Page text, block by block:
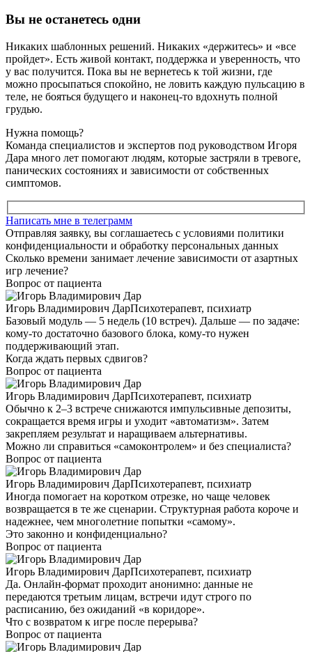
Вы не останетесь одни
Никаких шаблонных решений. Никаких «держитесь» и «все
пройдет». Есть живой контакт, поддержка и уверенность, что
у вас получится. Пока вы не вернетесь к той жизни, где
можно просыпаться спокойно, не ловить каждую пульсацию в
теле, не бояться будущего и наконец-то вдохнуть полной
грудью.
Нужна помощь?
Команда специалистов и экспертов под руководством Игоря
Дара много лет помогают людям, которые застряли в тревоге,
панических состояниях и зависимости от собственных
симптомов.
Написать мне в телеграмм
Отправляя заявку, вы соглашаетесь с условиями политики
конфиденциальности и обработку персональных данных
Сколько времени занимает лечение зависимости от азартных
игр лечение?
Вопрос от пациента
Игорь Владимирович ДарПсихотерапевт, психиатр
Базовый модуль — 5 недель (10 встреч). Дальше — по задаче:
кому-то достаточно базового блока, кому-то нужен
поддерживающий этап.
Когда ждать первых сдвигов?
Вопрос от пациента
Игорь Владимирович ДарПсихотерапевт, психиатр
Обычно к 2–3 встрече снижаются импульсивные депозиты,
сокращается время игры и уходит «автоматизм». Затем
закрепляем результат и наращиваем альтернативы.
Можно ли справиться «самоконтролем» и без специалиста?
Вопрос от пациента
Игорь Владимирович ДарПсихотерапевт, психиатр
Иногда помогает на коротком отрезке, но чаще человек
возвращается в те же сценарии. Структурная работа короче и
надежнее, чем многолетние попытки «самому».
Это законно и конфиденциально?
Вопрос от пациента
Игорь Владимирович ДарПсихотерапевт, психиатр
Да. Онлайн-формат проходит анонимно: данные не
передаются третьим лицам, встречи идут строго по
расписанию, без ожиданий «в коридоре».
Что с возвратом к игре после перерыва?
Вопрос от пациента